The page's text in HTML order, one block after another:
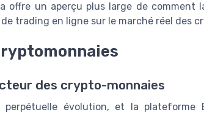
offre un aperçu plus large de comment
trading en ligne sur le marché réel des
des crypto-monnaies
évolution, et la plateforme